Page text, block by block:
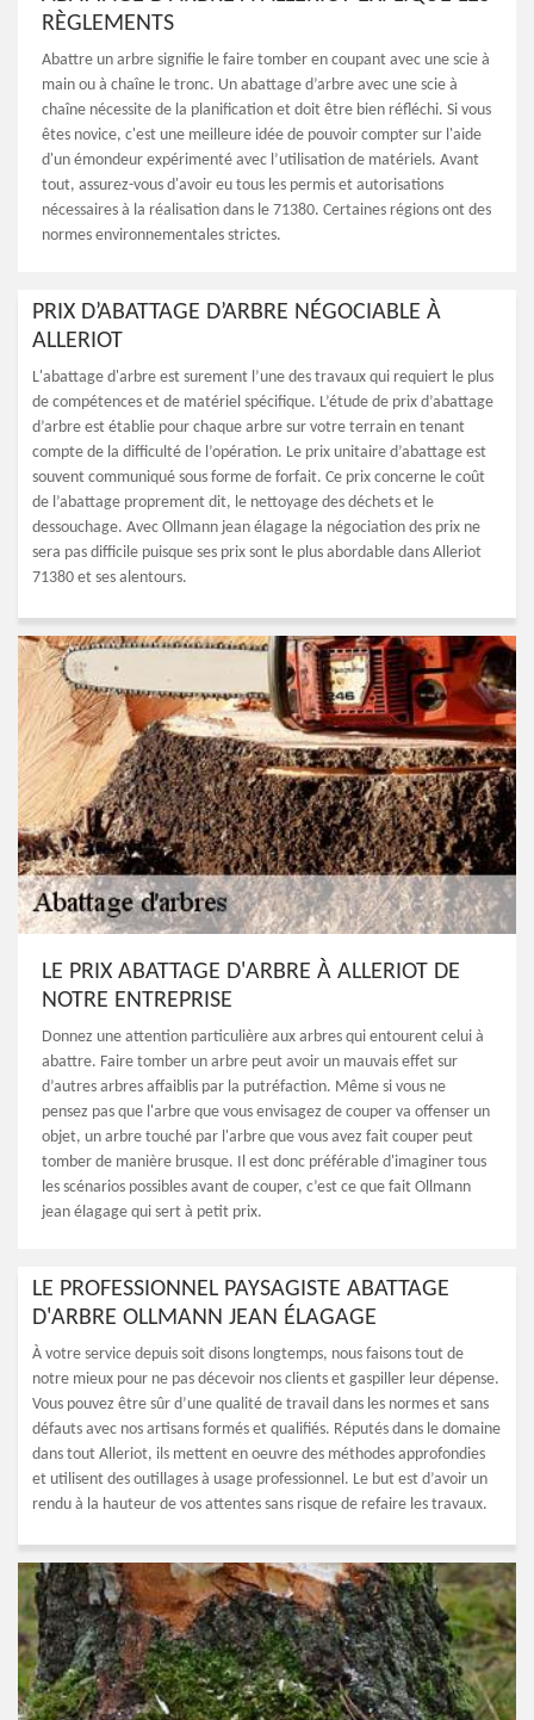
RÈGLEMENTS
Abattre un arbre signifie le faire tomber en coupant avec une scie à
main ou à chaîne le tronc. Un abattage d’arbre avec une scie à
chaîne nécessite de la planification et doit être bien réfléchi. Si vous
êtes novice, c'est une meilleure idée de pouvoir compter sur l'aide
d'un émondeur expérimenté avec l’utilisation de matériels. Avant
tout, assurez-vous d'avoir eu tous les permis et autorisations
nécessaires à la réalisation dans le 71380. Certaines régions ont des
normes environnementales strictes.
PRIX D’ABATTAGE D’ARBRE NÉGOCIABLE À
ALLERIOT
L'abattage d'arbre est surement l’une des travaux qui requiert le plus
de compétences et de matériel spécifique. L’étude de prix d’abattage
d’arbre est établie pour chaque arbre sur votre terrain en tenant
compte de la difficulté de l’opération. Le prix unitaire d’abattage est
souvent communiqué sous forme de forfait. Ce prix concerne le coût
de l’abattage proprement dit, le nettoyage des déchets et le
dessouchage. Avec Ollmann jean élagage la négociation des prix ne
sera pas difficile puisque ses prix sont le plus abordable dans Alleriot
71380 et ses alentours.
LE PRIX ABATTAGE D'ARBRE À ALLERIOT DE
NOTRE ENTREPRISE
Donnez une attention particulière aux arbres qui entourent celui à
abattre. Faire tomber un arbre peut avoir un mauvais effet sur
d’autres arbres affaiblis par la putréfaction. Même si vous ne
pensez pas que l'arbre que vous envisagez de couper va offenser un
objet, un arbre touché par l'arbre que vous avez fait couper peut
tomber de manière brusque. Il est donc préférable d'imaginer tous
les scénarios possibles avant de couper, c’est ce que fait Ollmann
jean élagage qui sert à petit prix.
LE PROFESSIONNEL PAYSAGISTE ABATTAGE
D'ARBRE OLLMANN JEAN ÉLAGAGE
À votre service depuis soit disons longtemps, nous faisons tout de
notre mieux pour ne pas décevoir nos clients et gaspiller leur dépense.
Vous pouvez être sûr d’une qualité de travail dans les normes et sans
défauts avec nos artisans formés et qualifiés. Réputés dans le domaine
dans tout Alleriot, ils mettent en oeuvre des méthodes approfondies
et utilisent des outillages à usage professionnel. Le but est d’avoir un
rendu à la hauteur de vos attentes sans risque de refaire les travaux.